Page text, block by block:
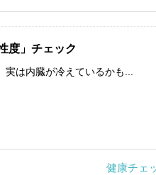
度」チェック
実は内臓が冷えているかも...
健康チェ